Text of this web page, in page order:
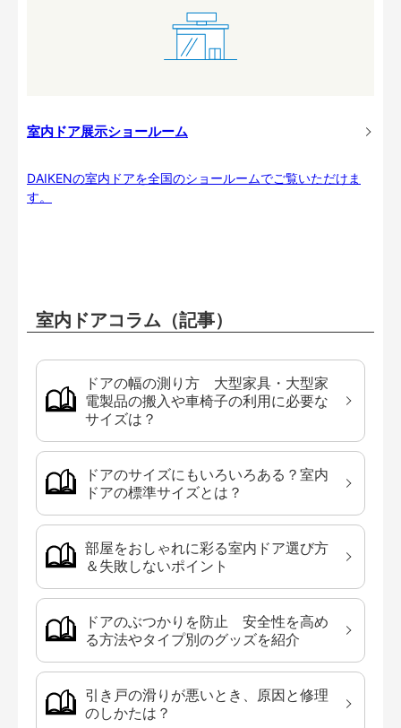
室内ドア展示ショールーム
DAIKENの室内ドアを全国のショールームでご覧いただけま
す。
室内ドアコラム（記事）
ドアの幅の測り方 大型家具・大型家
電製品の搬入や車椅子の利用に必要な
サイズは？
ドアのサイズにもいろいろある？室内
ドアの標準サイズとは？
部屋をおしゃれに彩る室内ドア選び方
＆失敗しないポイント
ドアのぶつかりを防止 安全性を高め
る方法やタイプ別のグッズを紹介
引き戸の滑りが悪いとき、原因と修理
のしかたは？